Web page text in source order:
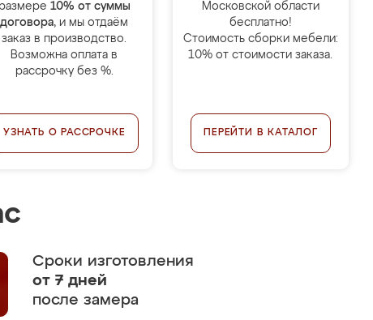
размере 10% от суммы
договора, и мы отдаём
заказ в производство.
Возможна оплата в
рассрочку без %.
УЗНАТЬ О РАССРОЧКЕ
Московской области
бесплатно!
Стоимость сборки мебели:
10% от стоимости заказа.
ПЕРЕЙТИ В КАТАЛОГ
Сроки изготовления
от 7 дней
после замера